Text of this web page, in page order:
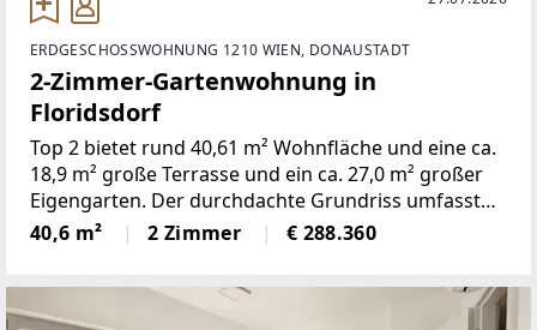
ERDGESCHOSSWOHNUNG 1210 WIEN, DONAUSTADT
2-Zimmer-Gartenwohnung in
Floridsdorf
Top 2 bietet rund 40,61 m² Wohnfläche und eine ca.
18,9 m² große Terrasse und ein ca. 27,0 m² großer
Eigengarten. Der durchdachte Grundriss umfasst
zwei Zimmer und verbindet eine offene Wohnküche
mit gut nutzbaren Privat- und Nebenräumen.Die
40,6 m² 2 Zimmer € 288.360